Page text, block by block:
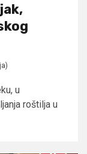
u
roštilja u